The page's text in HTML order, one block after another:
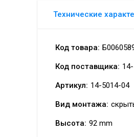
Технические
Код товара:
Код поставщика:
Артикул: 14-5014-04
Вид монтажа:
Высота: 92 mm